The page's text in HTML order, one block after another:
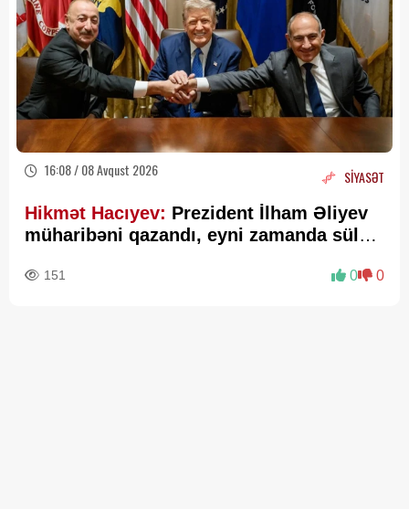
16:08 / 08 Avqust 2026 SİYASƏT
Hikmət Hacıyev: Prezident İlham Əliyev
müharibəni qazandı, eyni zamanda sülhü
151 0 0